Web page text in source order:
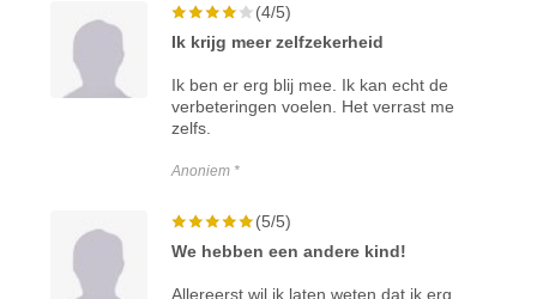
(4/5)
Ik krijg meer zelfzekerheid
Ik ben er erg blij mee. Ik kan echt de
verbeteringen voelen. Het verrast me
zelfs.
Anoniem *
(5/5)
We hebben een andere kind!
Allereerst wil ik laten weten dat ik erg